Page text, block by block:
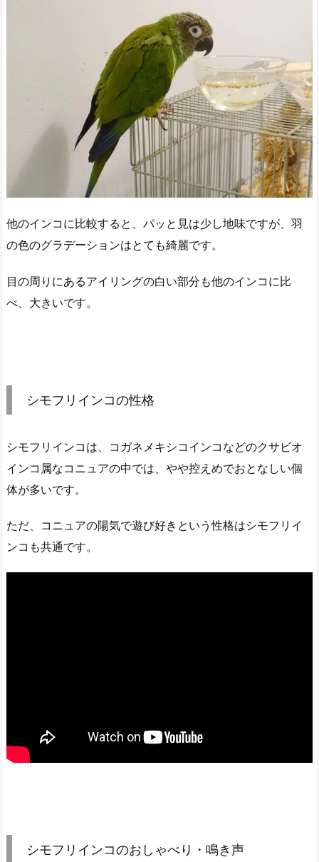
他のインコに比較すると、パッと見は少し地味ですが、羽
の色のグラデーションはとても綺麗です。
目の周りにあるアイリングの白い部分も他のインコに比
べ、大きいです。
シモフリインコの性格
シモフリインコは、コガネメキシコインコなどのクサビオ
インコ属なコニュアの中では、やや控えめでおとなしい個
体が多いです。
ただ、コニュアの陽気で遊び好きという性格はシモフリイ
ンコも共通です。
シモフリインコのおしゃべり・鳴き声